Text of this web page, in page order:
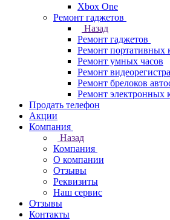
Xbox One
Ремонт гаджетов
Назад
Ремонт гаджетов
Ремонт портативных
Ремонт умных часов
Ремонт
Ремонт брелоков
Ремонт электронных
Продать телефон
Акции
Компания
Назад
Компания
О компании
Отзывы
Реквизиты
Наш сервис
Отзывы
Контакты